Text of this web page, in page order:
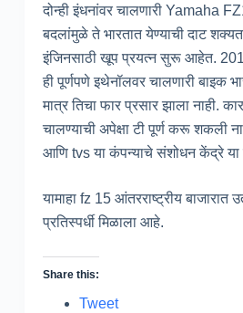
दोन्ही इंधनांवर चालणारी Yamaha
बदलांमुळे ते भारतात येण्याची दाट
इंजिनसाठी खूप प्रयत्न सुरू आहेत.
ही पूर्णपणे इथेनॉलवर चालणारी बाइक
मात्र तिचा फार प्रसार झाला नाही.
चालण्याची अपेक्षा टी पूर्ण करू शकली
आणि tvs या कंपन्याचे संशोधन केंद्रे
यामाहा fz 15 आंतरराष्ट्रीय बाजारात
प्रतिस्पर्धी मिळाला आहे.
Share this:
Tweet